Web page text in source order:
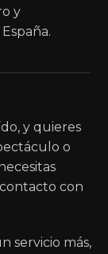
y
y quieres
o
con
servicio más,